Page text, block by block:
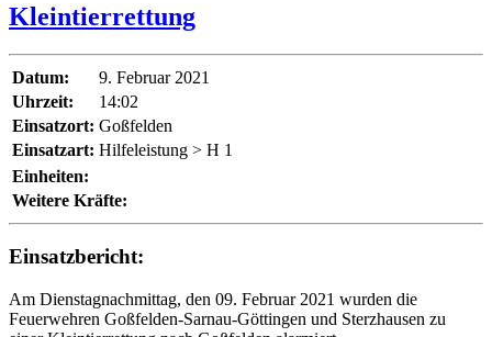
Kleintierrettung
Datum:
9. Februar 2021
Uhrzeit:
14:02
Einsatzort: Goßfelden
Einsatzart: Hilfeleistung > H 1
Einheiten:
Weitere Kräfte:
Einsatzbericht:
Am Dienstagnachmittag, den 09. Februar 2021 wurden die
Feuerwehren Goßfelden-Sarnau-Göttingen und Sterzhausen zu